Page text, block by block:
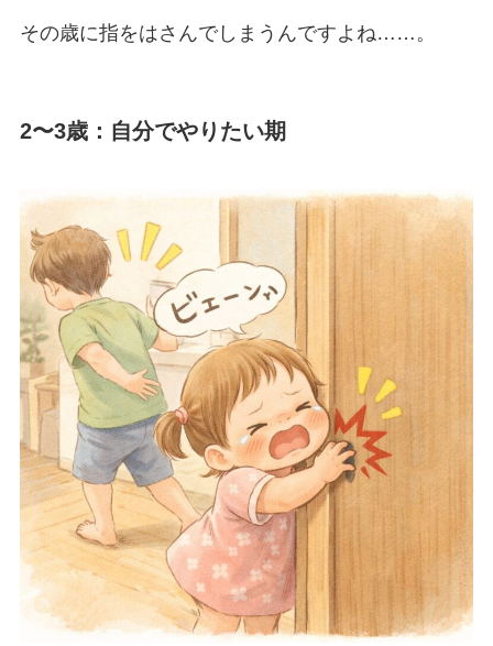
その歳に指をはさんでしまうんですよね……。
2〜3歳：自分でやりたい期